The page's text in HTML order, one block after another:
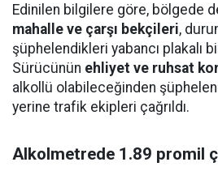
Edinilen bilgilere göre, bölgede
mahalle ve çarşı bekçileri,
şüphelendikleri yabancı plakalı
Sürücünün ehliyet ve ruhsat
alkollü olabileceğinden
yerine trafik ekipleri çağrıldı.
Alkolmetrede 1.89 promil